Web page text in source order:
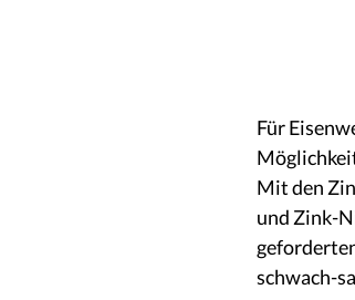
Für
Mit den
und Zink-
schwach-